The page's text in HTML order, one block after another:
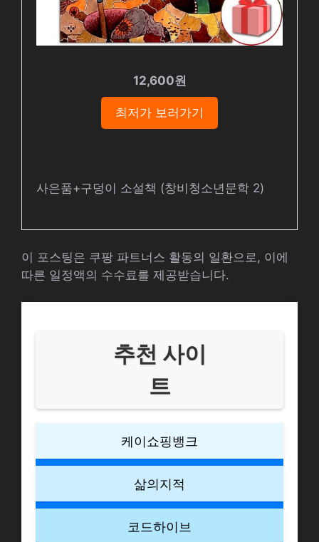
12,600원
최저가 보러가기
사은품+구덩이 소설책 (창비청소년문학 2)
이 포스팅은 쿠팡 파트너스 활동의 일환으로, 이에
따른 일정액의 수수료를 제공받습니다.
추천 사이
트
케이쇼핑뱅크
삶의지적
코드하이브